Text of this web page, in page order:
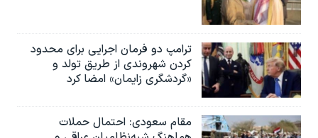
ترامپ دو فرمان اجرایی برای محدود
کردن شهروندی از طریق تولد و
«گردشگری زایمان» امضا کرد
مقام سعودی: احتمال حملات